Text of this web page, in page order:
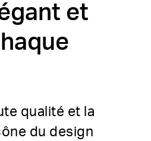
et
qualité et la
du design